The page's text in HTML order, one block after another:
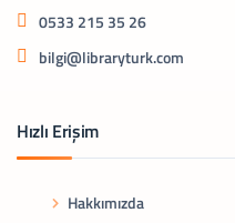
0533 215 35 26
bilgi@libraryturk.com
Hızlı Erişim
Hakkımızda